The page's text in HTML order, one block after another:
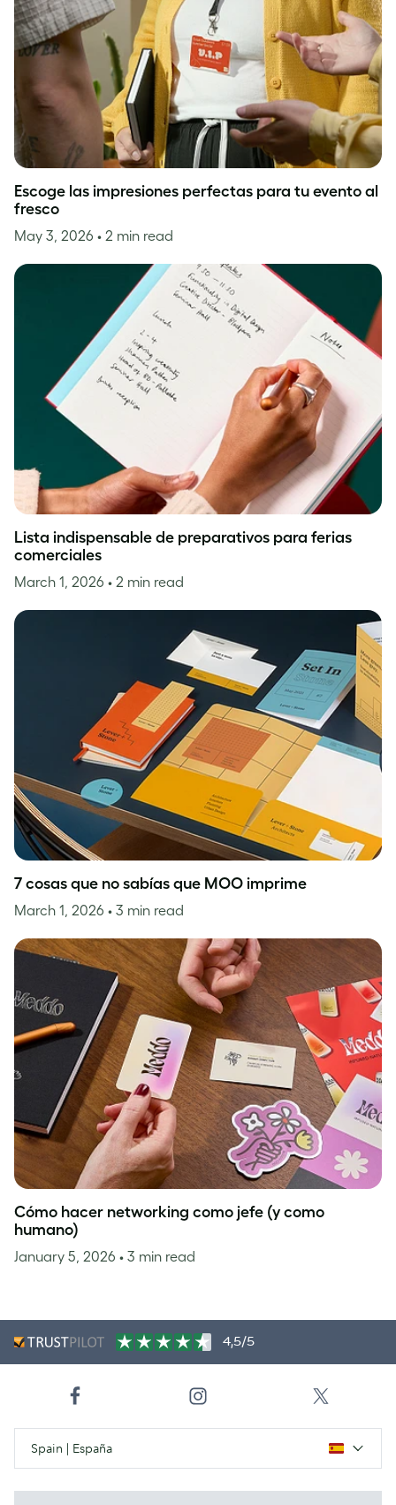
Escoge las impresiones perfectas para tu evento al
fresco
May 3, 2026 • 2 min read
Lista indispensable de preparativos para ferias
comerciales
March 1, 2026 • 2 min read
7 cosas que no sabías que MOO imprime
March 1, 2026 • 3 min read
Cómo hacer networking como jefe (y como
humano)
January 5, 2026 • 3 min read
4,5/5
Spain | España